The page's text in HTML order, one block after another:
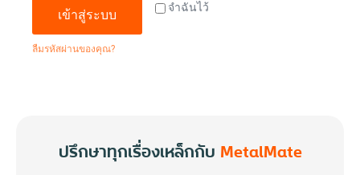
จำฉันไว้
เข้าสู่ระบบ
ลืมรหัสผ่านของคุณ?
ปรึกษาทุกเรื่องเหล็กกับ MetalMate